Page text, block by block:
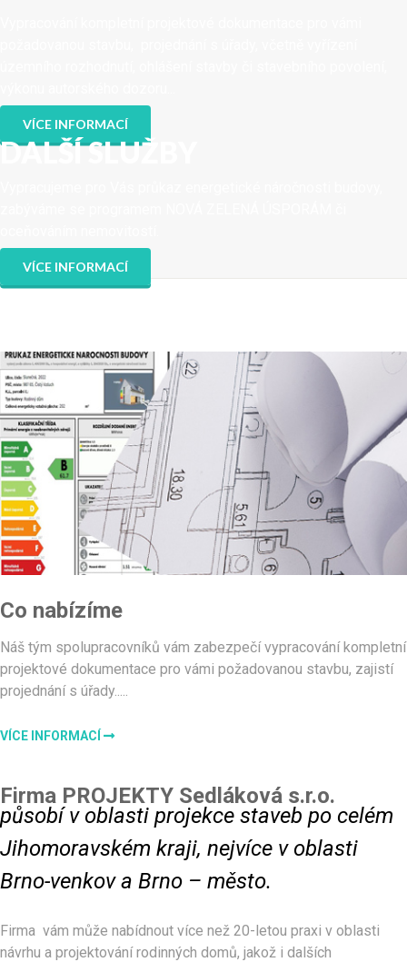
VÍCE INFORMACÍ
DALŠÍ SLUŽBY
VÍCE INFORMACÍ
Co nabízíme
Náš tým spolupracovníků vám zabezpečí vypracování kompletní
projektové dokumentace pro vámi požadovanou stavbu, zajistí
projednání s úřady.....
VÍCE INFORMACÍ
Firma PROJEKTY Sedláková s.r.o.
působí v oblasti projekce staveb po celém
Jihomoravském kraji, nejvíce v oblasti
Brno-venkov a Brno – město.
Firma vám může nabídnout více než 20-letou praxi v oblasti
návrhu a projektování rodinných domů, jakož i dalších